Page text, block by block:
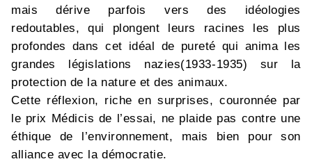
mais dérive parfois vers des idéologies
redoutables, qui plongent leurs racines les plus
profondes dans cet idéal de pureté qui anima les
grandes législations nazies(1933-1935) sur la
protection de la nature et des animaux.
Cette réflexion, riche en surprises, couronnée par
le prix Médicis de l’essai, ne plaide pas contre une
éthique de l’environnement, mais bien pour son
alliance avec la démocratie.